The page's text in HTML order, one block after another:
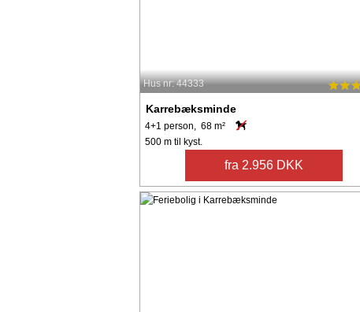
Hus nr: 44333
Karrebæksminde
4+1 person, 68 m²
500 m til kyst.
fra 2.956 DKK